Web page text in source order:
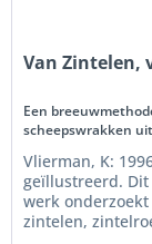
Van Zintelen,
Een
scheepswrakken
Vlierman, K:
geïllustreerd.
werk
zintelen,